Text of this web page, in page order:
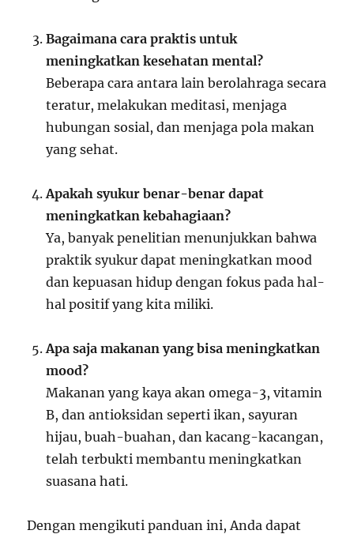
Bagaimana cara praktis untuk
meningkatkan kesehatan mental?
Beberapa cara antara lain berolahraga secara
teratur, melakukan meditasi, menjaga
hubungan sosial, dan menjaga pola makan
yang sehat.
Apakah syukur benar-benar dapat
meningkatkan kebahagiaan?
Ya, banyak penelitian menunjukkan bahwa
praktik syukur dapat meningkatkan mood
dan kepuasan hidup dengan fokus pada hal-
hal positif yang kita miliki.
Apa saja makanan yang bisa meningkatkan
mood?
Makanan yang kaya akan omega-3, vitamin
B, dan antioksidan seperti ikan, sayuran
hijau, buah-buahan, dan kacang-kacangan,
telah terbukti membantu meningkatkan
suasana hati.
Dengan mengikuti panduan ini, Anda dapat